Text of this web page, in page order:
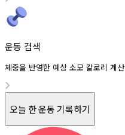
운동 검색
체중을 반영한 예상 소모 칼로리 계산
오늘 한 운동 기록하기